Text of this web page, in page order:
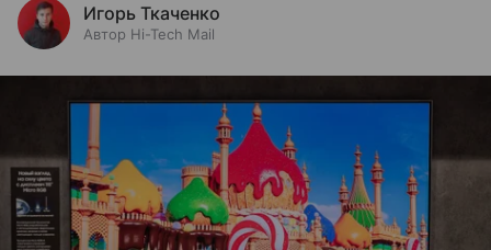
Игорь Ткаченко
Автор Hi-Tech Mail